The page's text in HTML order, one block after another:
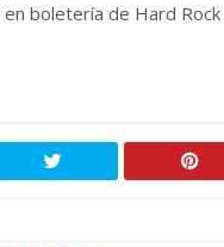
boletería de Hard